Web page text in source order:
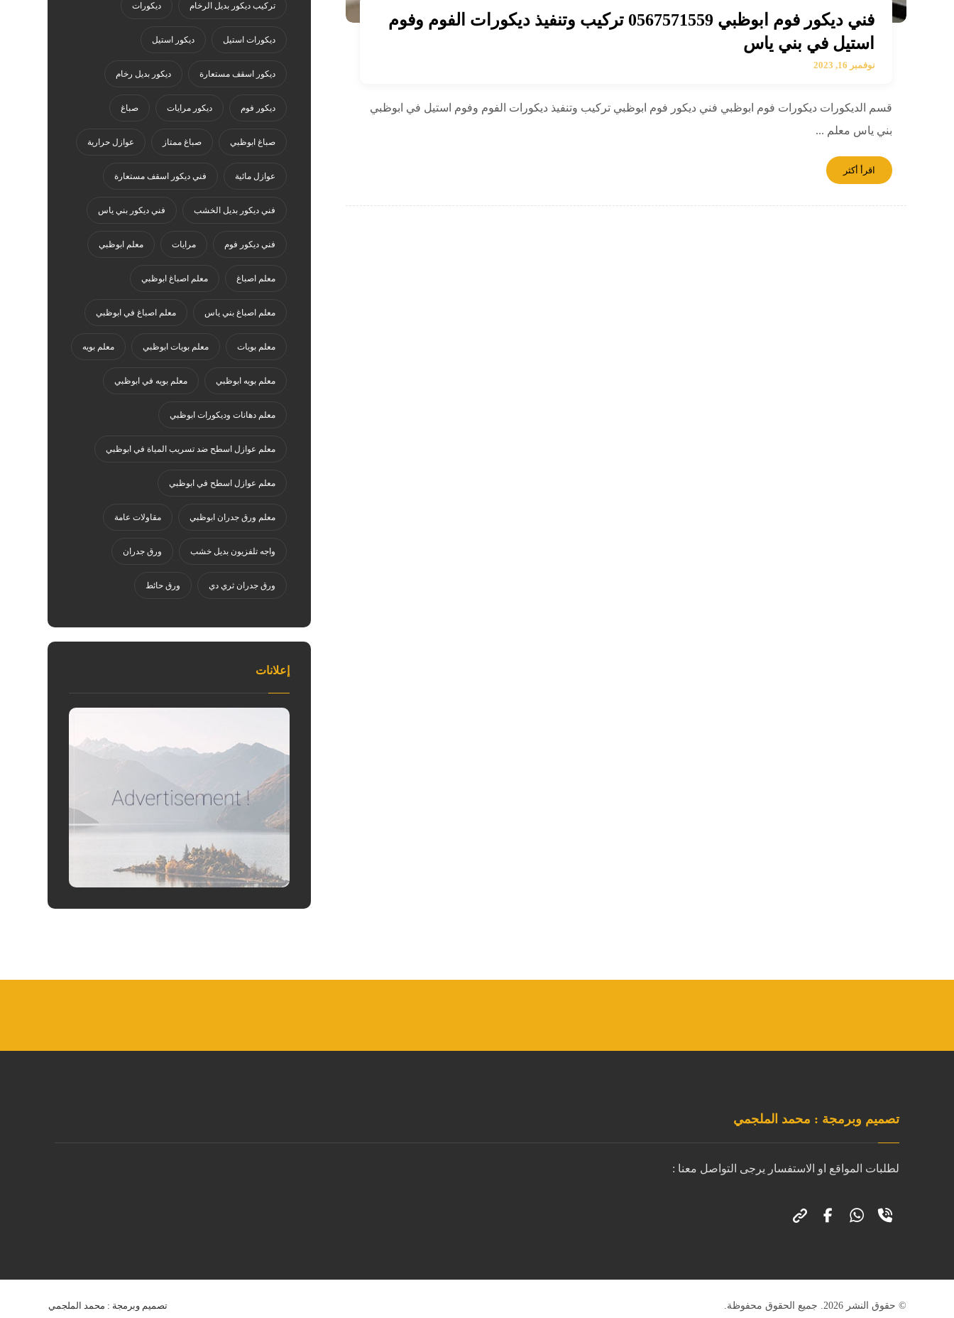
فني ديكور فوم ابوظبي 0567571559 تركيب وتنفيذ ديكورات الفوم وفوم
استيل في بني ياس
نوفمبر 16, 2023
قسم الديكورات ديكورات فوم ابوظبي فني ديكور فوم ابوظبي تركيب وتنفيذ ديكورات الفوم وفوم استيل في ابوظبي
بني ياس معلم ...
اقرأ أكثر
تركيب ديكور بديل الرخام ديكورات
ديكورات استيل ديكور استيل
ديكور اسقف مستعارة ديكور بديل رخام
ديكور فوم ديكور مرايات صباغ
صباغ ابوظبي صباغ ممتاز عوازل حرارية
عوازل مائية فني ديكور اسقف مستعارة
فني ديكور بديل الخشب فني ديكور بني ياس
فني ديكور فوم مرايات معلم ابوظبي
معلم اصباغ معلم اصباغ ابوظبي
معلم اصباغ بني ياس معلم اصباغ في ابوظبي
معلم بويات معلم بويات ابوظبي معلم بويه
معلم بويه ابوظبي معلم بويه في ابوظبي
معلم دهانات وديكورات ابوظبي
معلم عوازل اسطح ضد تسريب المياة في ابوظبي
معلم عوازل اسطح في ابوظبي
معلم ورق جدران ابوظبي مقاولات عامة
واجه تلفزيون بديل خشب ورق جدران
ورق جدران ثري دي ورق حائط
إعلانات
تصميم وبرمجة : محمد الملجمي
لطلبات المواقع او الاستفسار يرجى التواصل معنا :
© حقوق النشر 2026. جميع الحقوق محفوظة. تصميم وبرمجة : محمد الملجمي